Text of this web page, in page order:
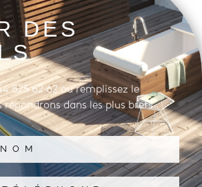
DES
825 62 62 ou remplissez le
dans les plus brefs